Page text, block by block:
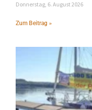
Donnerstag, 6. August 2026
Zum Beitrag »